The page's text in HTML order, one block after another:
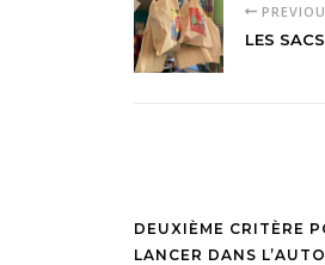
LES
DEUXIÈME CRITÈRE
LANCER DANS